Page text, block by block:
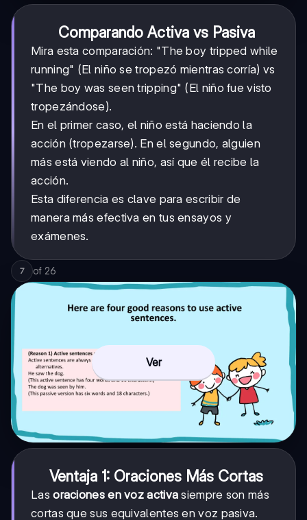
Comparando Activa vs Pasiva
Mira esta comparación: "The boy tripped while
running" (El niño se tropezó mientras corría) vs
"The boy was seen tripping" (El niño fue visto
tropezándose).
En el primer caso, el niño está haciendo la
acción (tropezarse). En el segundo, alguien
más está viendo al niño, así que él recibe la
acción.
Esta diferencia es clave para escribir de
manera más efectiva en tus ensayos y
exámenes.
7 of 26
Ver
Ventaja 1: Oraciones Más Cortas
Lasoraciones en voz activa siempre son más
cortas que sus equivalentes en voz pasiva.